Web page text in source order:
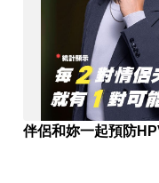
伴侶和妳一起預防